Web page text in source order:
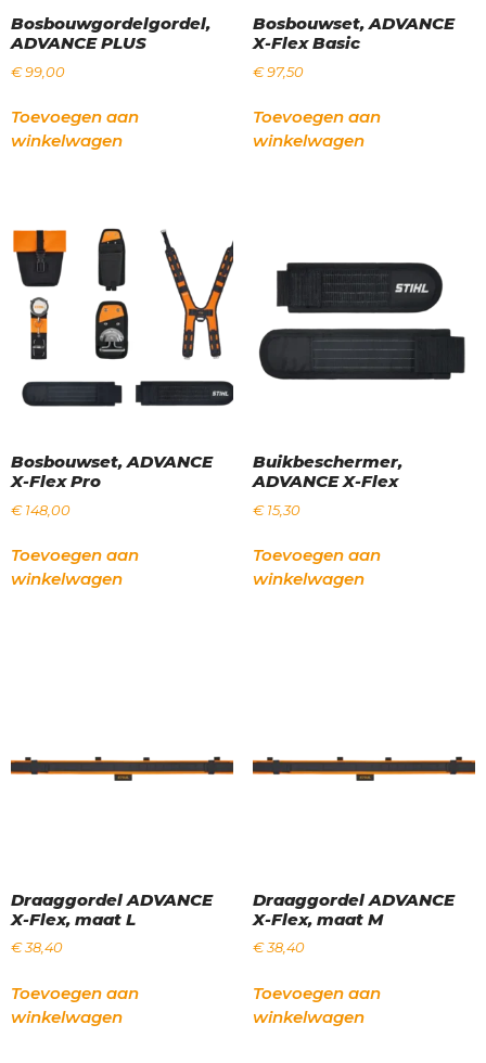
Bosbouwgordelgordel,
ADVANCE PLUS
€99,00
Toevoegen aan
winkelwagen
Bosbouwset, ADVANCE
X-Flex Basic
€97,50
Toevoegen aan
winkelwagen
Bosbouwset, ADVANCE
X-Flex Pro
€148,00
Toevoegen aan
winkelwagen
Buikbeschermer,
ADVANCE X-Flex
€15,30
Toevoegen aan
winkelwagen
Draaggordel ADVANCE
X-Flex, maat L
€38,40
Toevoegen aan
winkelwagen
Draaggordel ADVANCE
X-Flex, maat M
€38,40
Toevoegen aan
winkelwagen